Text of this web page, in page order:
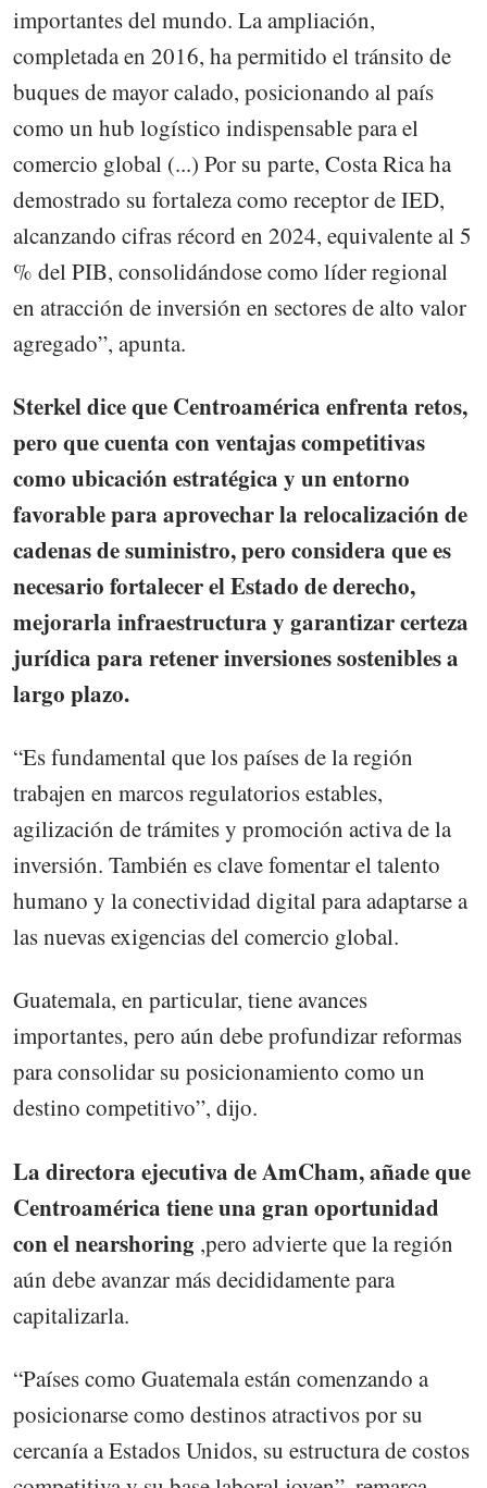
importantes del mundo. La ampliación,
completada en 2016, ha permitido el tránsito de
buques de mayor calado, posicionando al país
como un hub logístico indispensable para el
comercio global (...) Por su parte, Costa Rica ha
demostrado su fortaleza como receptor de IED,
alcanzando cifras récord en 2024, equivalente al 5
% del PIB, consolidándose como líder regional
en atracción de inversión en sectores de alto valor
agregado”, apunta.
Sterkel dice que Centroamérica enfrenta retos,
pero que cuenta con ventajas competitivas
como ubicación estratégica y un entorno
favorable para aprovechar la relocalización de
cadenas de suministro, pero considera que es
necesario fortalecer el Estado de derecho,
mejorarla infraestructura y garantizar certeza
jurídica para retener inversiones sostenibles a
largo plazo.
“Es fundamental que los países de la región
trabajen en marcos regulatorios estables,
agilización de trámites y promoción activa de la
inversión. También es clave fomentar el talento
humano y la conectividad digital para adaptarse a
las nuevas exigencias del comercio global.
Guatemala, en particular, tiene avances
importantes, pero aún debe profundizar reformas
para consolidar su posicionamiento como un
destino competitivo”, dijo.
La directora ejecutiva de AmCham, añade que
Centroamérica tiene una gran oportunidad
con el nearshoring ,pero advierte que la región
aún debe avanzar más decididamente para
capitalizarla.
“Países como Guatemala están comenzando a
posicionarse como destinos atractivos por su
cercanía a Estados Unidos, su estructura de costos